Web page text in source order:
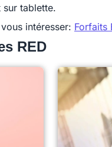
sur tablette.
intéresser: Forfaits
RED